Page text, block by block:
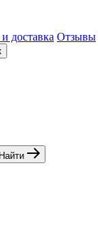
доставка Отзывы
Найти